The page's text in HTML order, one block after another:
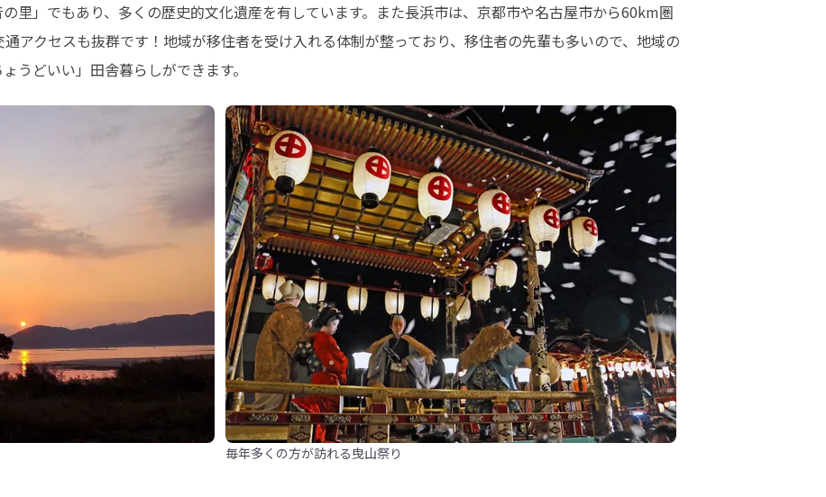
里」でもあり、多くの歴史的文化遺産を有しています。また長浜市は、京都市や名古屋市から60km圏
アクセスも抜群です！地域が移住者を受け入れる体制が整っており、移住者の先輩も多いので、地域の
うどいい」田舎暮らしができます。
毎年多くの方が訪れる曳山祭り